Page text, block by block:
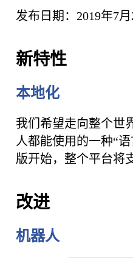
发布日期：2019年7月
新特性
本地化
我们希望走向整个世
人都能使用的一种“
版开始，整个平台将
改进
机器人